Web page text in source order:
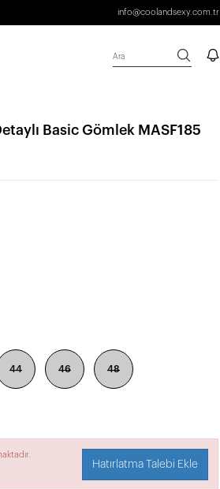
info@coolandsexy.com.tr
Ara
Basic Gömlek MASF185
44 46 48
Hatırlatma Talebi Ekle